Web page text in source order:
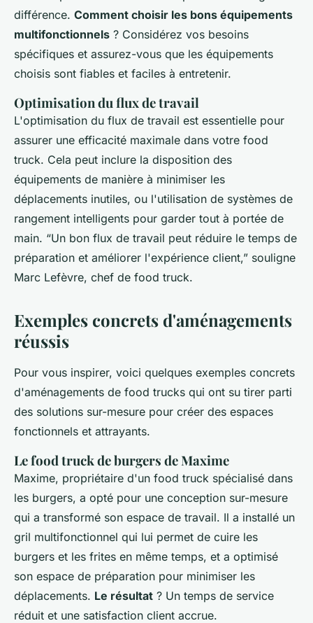
différence. Comment choisir les bons équipements
multifonctionnels ? Considérez vos besoins
spécifiques et assurez-vous que les équipements
choisis sont fiables et faciles à entretenir.
Optimisation du flux de travail
L'optimisation du flux de travail est essentielle pour
assurer une efficacité maximale dans votre food
truck. Cela peut inclure la disposition des
équipements de manière à minimiser les
déplacements inutiles, ou l'utilisation de systèmes de
rangement intelligents pour garder tout à portée de
main. “Un bon flux de travail peut réduire le temps de
préparation et améliorer l'expérience client,” souligne
Marc Lefèvre, chef de food truck.
Exemples concrets d'aménagements
réussis
Pour vous inspirer, voici quelques exemples concrets
d'aménagements de food trucks qui ont su tirer parti
des solutions sur-mesure pour créer des espaces
fonctionnels et attrayants.
Le food truck de burgers de Maxime
Maxime, propriétaire d'un food truck spécialisé dans
les burgers, a opté pour une conception sur-mesure
qui a transformé son espace de travail. Il a installé un
gril multifonctionnel qui lui permet de cuire les
burgers et les frites en même temps, et a optimisé
son espace de préparation pour minimiser les
déplacements. Le résultat ? Un temps de service
réduit et une satisfaction client accrue.